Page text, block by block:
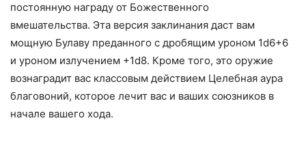
постоянную награду от Божественного
вмешательства. Эта версия заклинания даст вам
мощную Булаву преданного с дробящим уроном 1d6+6
и уроном излучением +1d8. Кроме того, это оружие
вознаградит вас классовым действием Целебная аура
благовоний, которое лечит вас и ваших союзников в
начале вашего хода.